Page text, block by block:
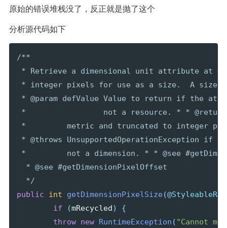
原始的错误堆栈没了，反正就是抛了这个
分析源代码如下
/**
* Retrieve a dimensional unit attribute at
* integer pixels for use as a size.  A size
* @param defValue Value to return if the
*                 not a resource. * * @return
*         metric and truncated to integer
* @throws
*         not a dimension. * * @see
  * @see #getDimensionPixelOffset
  */
public
int getDimensionPixelSize(@StyleableRes
if
(mRecycled)
{
throw new RuntimeException ( "Cannot